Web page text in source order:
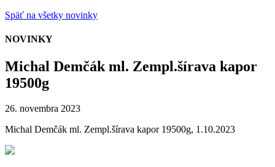
Späť na všetky novinky
NOVINKY
Michal Demčák ml. Zempl.šírava kapor
19500g
26. novembra 2023
Michal Demčák ml. Zempl.šírava kapor 19500g, 1.10.2023